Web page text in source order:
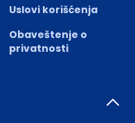
Uslovi korišćenja
Obaveštenje o
privatnosti